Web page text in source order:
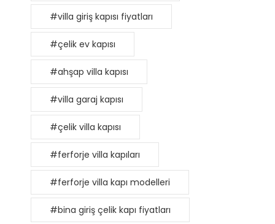
#villa giriş kapısı fiyatları
#çelik ev kapısı
#ahşap villa kapısı
#villa garaj kapısı
#çelik villa kapısı
#ferforje villa kapıları
#ferforje villa kapı modelleri
#bina giriş çelik kapı fiyatları